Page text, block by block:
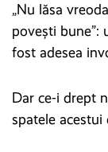
„Nu lăsa
povești bune”:
fost adesea
Dar ce-i drept
spatele acestui